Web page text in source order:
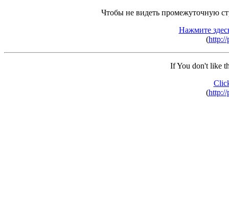
Чтобы не видеть промежуточную
Нажмите
(http://
If You don't like
(http://